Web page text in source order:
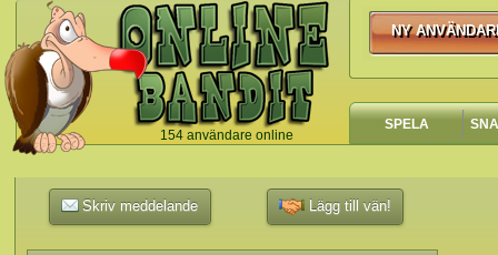
154 användare online
`
NY
NY
SPELA
Skriv meddelande Lägg till vän!